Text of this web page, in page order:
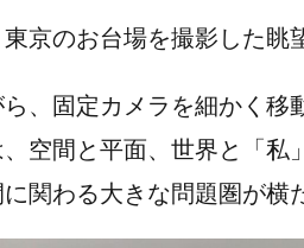
京のお台場を撮影した眺
、固定カメラを細かく移
空間と平面、世界と「私
関わる大きな問題圏が横